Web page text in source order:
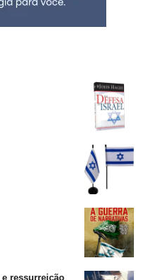
ressurreição